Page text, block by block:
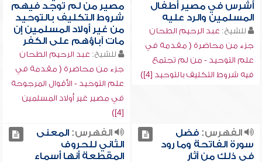
أشرس في مصير أطفال
المسلمين والرد عليه
للشيخ: عبد الرحيم الطحان
جزء من محاضرة ( مقدمة في
علم التوحيد - من لم تجتمع
فيه شروط التكليف بالتوحيد [4])
مصير من لم توجد فيهم
شروط التكليف بالتوحيد
من غير أولاد المسلمين إن
مات آباؤهم على الكفر
للشيخ: عبد الرحيم الطحان
جزء من محاضرة ( مقدمة في
علم التوحيد - الأقوال المرجوحة
في مصير غير أولاد المسلمين
[4])
الفهرس:فضل
سورة الفاتحة وما رود
في ذلك من آثار
الفهرس:المعنى
الثاني للحروف
المقطعة أنها أسماء